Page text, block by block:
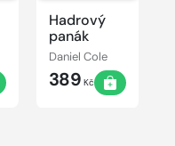
Hadrový
panák
Daniel Cole
389 Kč